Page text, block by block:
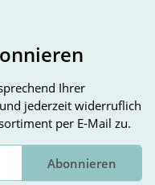
Ihrer
jederzeit widerruflich
per E-Mail zu.
Abonnieren